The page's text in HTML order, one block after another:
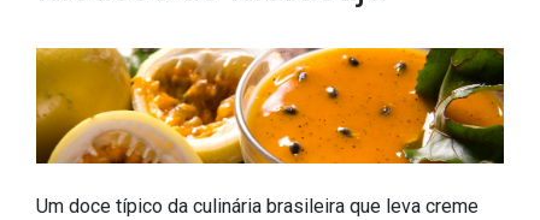
Um doce típico da culinária brasileira que leva creme